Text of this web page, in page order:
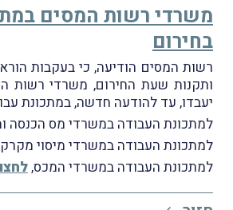
משרדי רשות המסים
בחירום
רשות המסים הודיעה, כי בעקבות
ותקנות שעת החירום, משרדי רשות
יעבדו, עד להודעה חדשה, במתכונת
למתכונת העבודה במשרדי מס הכנסה
למתכונת העבודה במשרדי מיסוי
למתכונת העבודה במשרדי המכס,